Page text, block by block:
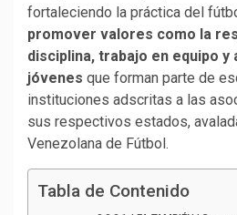
fortaleciendo la práctica del
promover valores como la
disciplina, trabajo en equipo y
jóvenes que forman parte de
instituciones adscritas a las
sus respectivos estados,
Venezolana de Fútbol.
Tabla de Contenido